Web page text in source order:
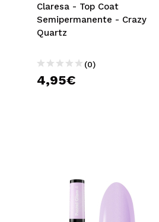
Claresa - Top Coat
Semipermanente - Crazy
Quartz
(0)
4,95€